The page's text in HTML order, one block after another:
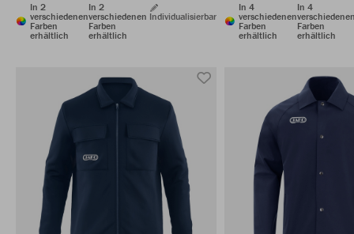
In 2
verschiedenen
Farben
erhältlich
In 2
verschiedenen
Farben
erhältlich
Individualisierbar
In 4
verschiedenen
Farben
erhältlich
In 4
Farben
erhältlich